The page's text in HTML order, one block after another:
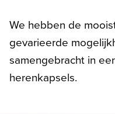
We hebben de
gevarieerde
samengebracht in
herenkapsels.